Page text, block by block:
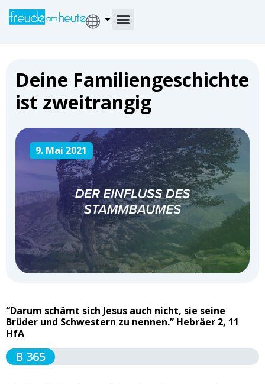
Deine Familiengeschichte
ist zweitrangig
9. Mai 2021
“Darum schämt sich Jesus auch nicht, sie seine
Brüder und Schwestern zu nennen.” Hebräer 2, 11
HfA
B 365